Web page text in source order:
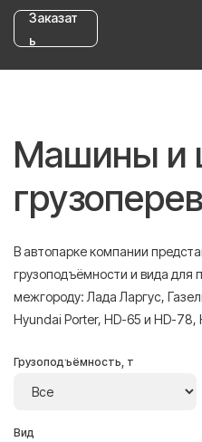
Заказат
ь
Машины и
В автопарке компании
грузоподъёмности и вида для
межгороду: Лада Ларгус,
Hyundai Porter, HD-65 и HD-78,
Грузоподъёмность, т
Вид